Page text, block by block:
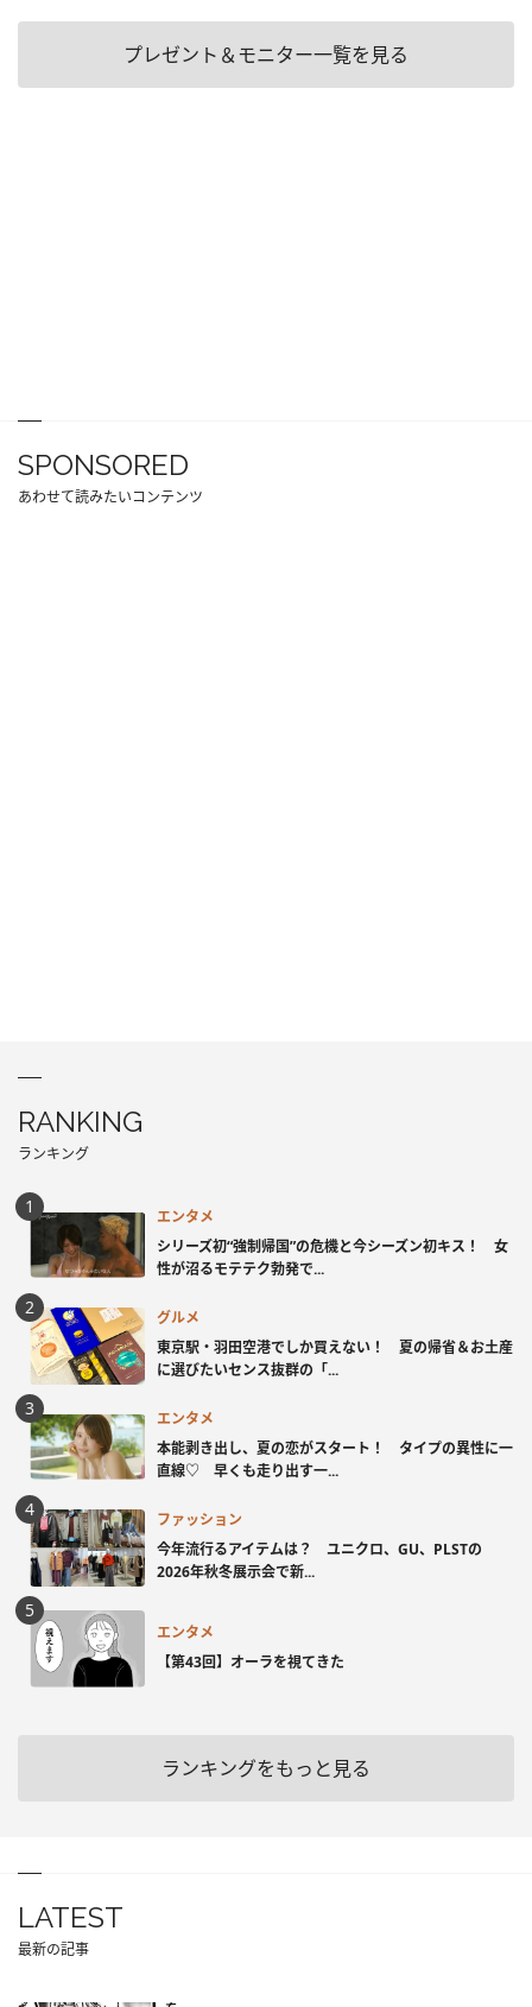
プレゼント＆モニター一覧を見る
SPONSORED
あわせて読みたいコンテンツ
RANKING
ランキング
エンタメ
シリーズ初“強制帰国”の危機と今シーズン初キス！ 女
性が沼るモテテク勃発で...
グルメ
東京駅・羽田空港でしか買えない！ 夏の帰省＆お土産
に選びたいセンス抜群の「...
エンタメ
本能剥き出し、夏の恋がスタート！ タイプの異性に一
直線♡ 早くも走り出す一...
ファッション
今年流行るアイテムは？ ユニクロ、GU、PLSTの
2026年秋冬展示会で新...
エンタメ
【第43回】オーラを視てきた
ランキングをもっと見る
LATEST
最新の記事